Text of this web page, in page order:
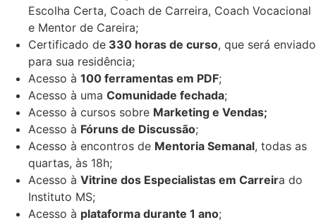
Escolha Certa, Coach de Carreira, Coach Vocacional
e Mentor de Careira;
Certificado de 330 horas de curso, que será enviado
para sua residência;
Acesso à 100 ferramentas em PDF;
Acesso à uma Comunidade fechada;
Acesso à cursos sobre Marketing e Vendas;
Acesso à Fóruns de Discussão;
Acesso à encontros de Mentoria Semanal, todas as
quartas, às 18h;
Acesso à Vitrine dos Especialistas em Carreira do
Instituto MS;
Acesso à plataforma durante 1 ano;